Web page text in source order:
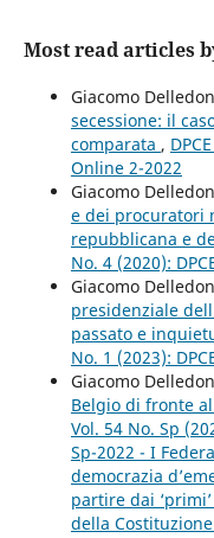
Most read articles
Giacomo
secessione: il
comparata ,
Online 2-2022
Giacomo
e dei procuratori
repubblicana e
No. 4 (2020):
Giacomo
presidenziale
passato e
No. 1 (2023):
Giacomo
Belgio di fronte
Vol. 54 No. Sp
Sp-2022 - I
democrazia
partire dai
della